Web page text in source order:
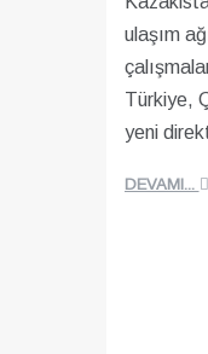
ulaşım
Türkiye,
yeni
DEVAMI...